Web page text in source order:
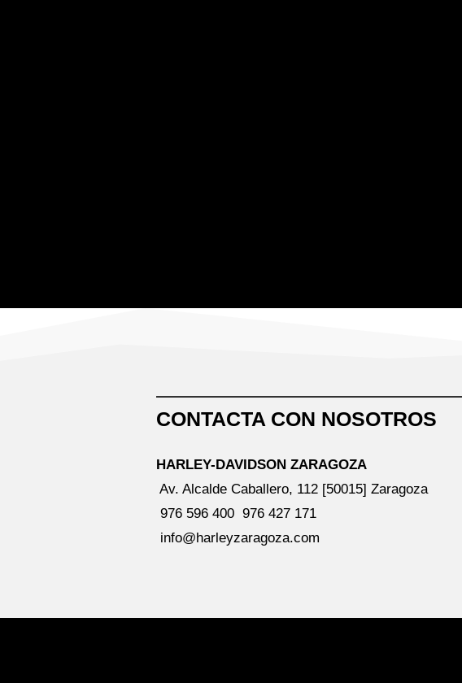
CONTACTA CON NOSOTROS
HARLEY-DAVIDSON ZARAGOZA
Av. Alcalde Caballero, 112 [50015] Zaragoza
976 596 400 976 427 171
info@harleyzaragoza.com